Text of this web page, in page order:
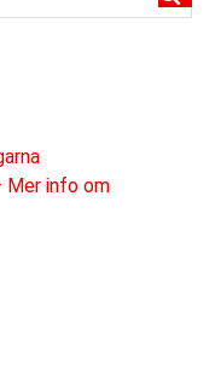
Mer info om